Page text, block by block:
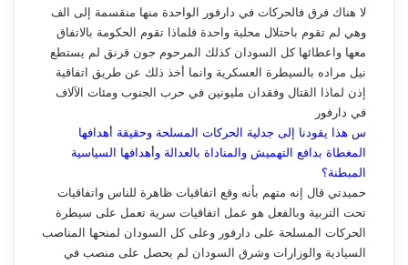
لا هناك فرق فالحركات في دارفور الواحدة منها منقسمة إلى الف
وهي لم تقوم باحتلال محلية واحدة فلماذا تقوم الحكومة بالاتفاق
معها واعطائها كل السودان كذلك المرحوم جون قرنق لم يستطع
نيل مراده بالسيطرة العسكرية وانما أخذ ذلك عن طريق اتفاقية
إذن لماذا القتال وفقدان مليونين في حرب الجنوب ومئات الآلاف
في دارفور
س هذا يقودنا إلى جدلية الحركات المسلحة وحقيقة أهدافها
المغطاة بدافع التهميش والمناداة بالعدالة وأهدافها السياسية
المبطنة؟
حميدتي قال إنه متهم بأنه وقع اتفاقيات ظاهرة للناس واتفاقيات
تحت التربية وبالفعل هو عمل اتفاقيات سرية تعمل على سيطرة
الحركات المسلحة على دارفور وعلى كل السودان لمنحها المناصب
السيادية والوزارات وشرق السودان لم يحصل على منصب في